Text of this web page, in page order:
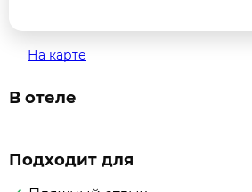
На карте
В отеле
Подходит для